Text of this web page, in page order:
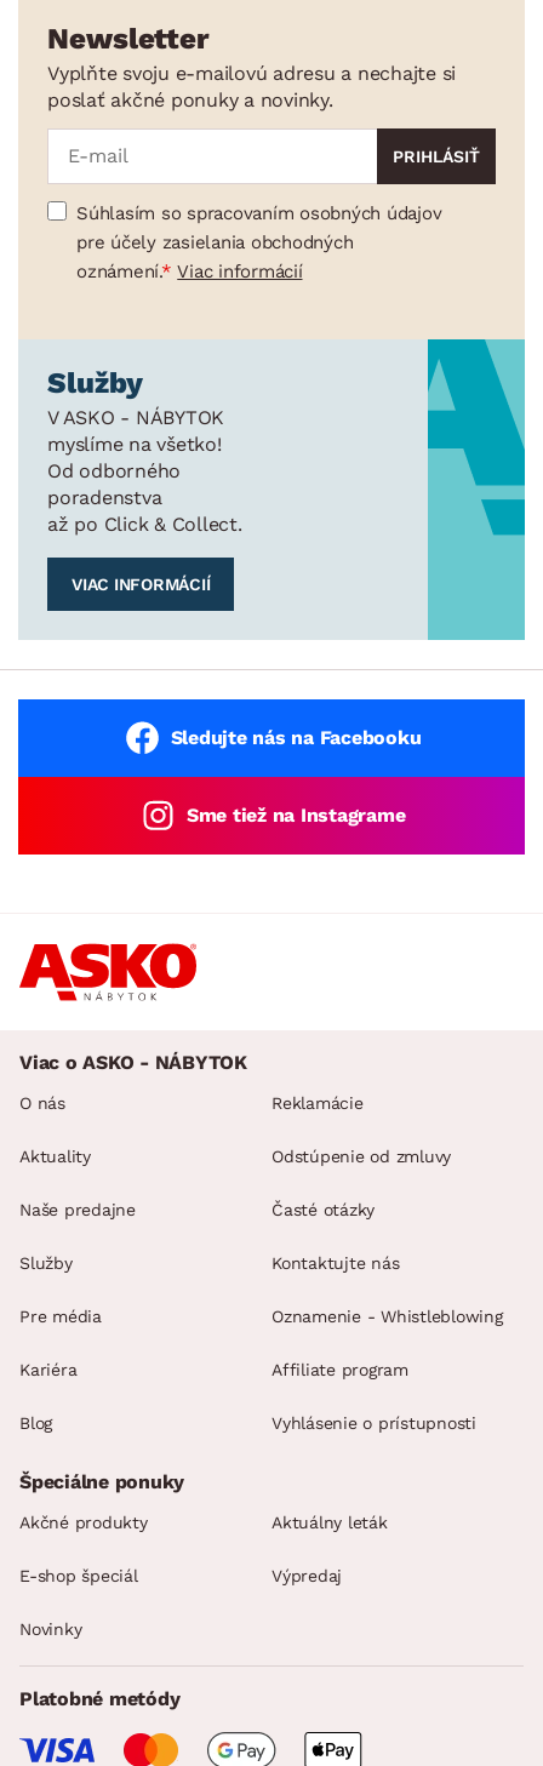
Newsletter
Vyplňte svoju e-mailovú adresu a nechajte si
poslať akčné ponuky a novinky.
Súhlasím so spracovaním osobných údajov
pre účely zasielania obchodných
oznámení.
Viac informácií
Služby
V ASKO - NÁBYTOK
myslíme na všetko!
Od odborného
poradenstva
až po Click & Collect.
VIAC INFORMÁCIÍ
Sledujte nás na Facebooku
Sme tiež na Instagrame
Viac o ASKO - NÁBYTOK
O nás
Aktuality
Naše predajne
Služby
Pre média
Kariéra
Blog
Reklamácie
Odstúpenie od zmluvy
Časté otázky
Kontaktujte nás
Oznamenie - Whistleblowing
Affiliate program
Vyhlásenie o prístupnosti
Špeciálne ponuky
Akčné produkty Aktuálny leták
E-shop špeciál Výpredaj
Novinky
Platobné metódy